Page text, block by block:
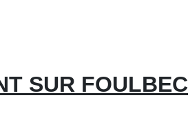
SUR FOULBEC